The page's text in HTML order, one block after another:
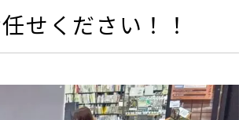
せください！！